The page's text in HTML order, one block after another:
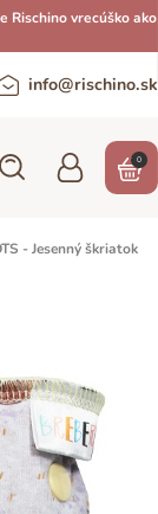
Rischino vrecúško ako
info@rischino.sk
0
- Jesenný škriatok